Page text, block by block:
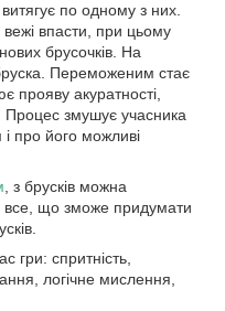
по одному з них.
вежі впасти, при цьому
брусочків. На
Переможеним стає
прояву акуратності,
Процес змушує учасника
про його можливі
, з брусків можна
все, що зможе придумати
гри: спритність,
логічне мислення,